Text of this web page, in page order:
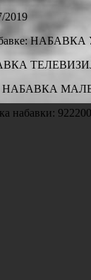
НАБАВКА
набавки: